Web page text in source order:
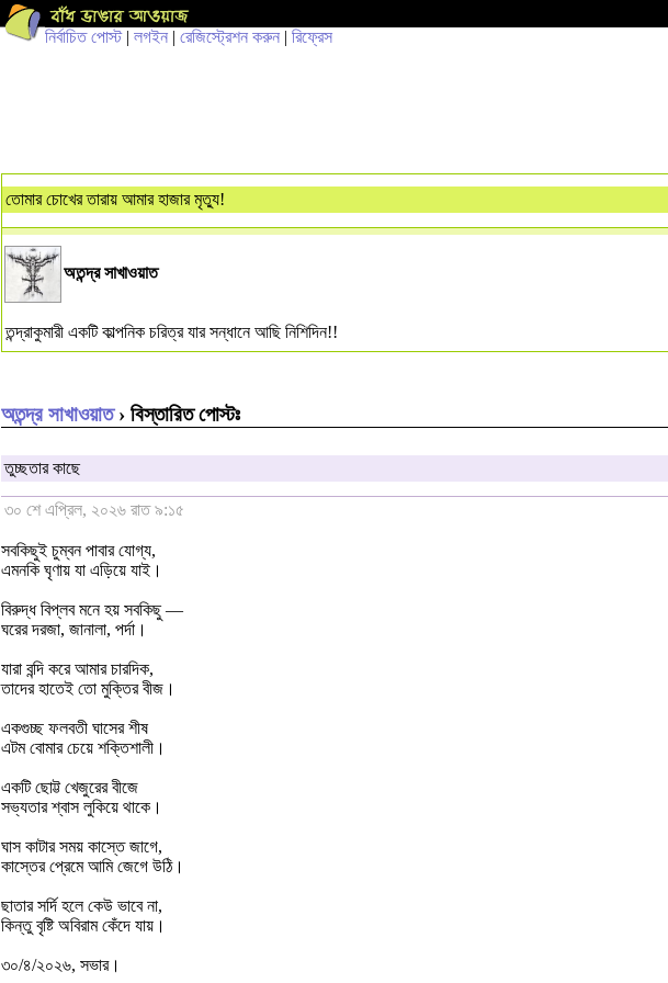
নির্বাচিত পোস্ট| লগইন | রেজিস্ট্রেশন করুন | রিফ্রেস
তোমার চোখের তারায় আমার হাজার মৃত্যু!
অতন্দ্র সাখাওয়াত
তন্দ্রাকুমারী একটি কাল্পনিক চরিত্র যার সন্ধানে আছি নিশিদিন!!
অতন্দ্র সাখাওয়াত› বিস্তারিত পোস্টঃ
তুচ্ছতার কাছে
৩০ শে এপ্রিল, ২০২৬ রাত ৯:১৫
সবকিছুই চুম্বন পাবার যোগ্য,
এমনকি ঘৃণায় যা এড়িয়ে যাই।
বিরুদ্ধ বিপ্লব মনে হয় সবকিছু —
ঘরের দরজা, জানালা, পর্দা।
যারা বন্দি করে আমার চারদিক,
তাদের হাতেই তো মুক্তির বীজ।
একগুচ্ছ ফলবতী ঘাসের শীষ
এটম বোমার চেয়ে শক্তিশালী।
একটি ছোট্ট খেজুরের বীজে
সভ্যতার শ্বাস লুকিয়ে থাকে।
ঘাস কাটার সময় কাস্তে জাগে,
কাস্তের প্রেমে আমি জেগে উঠি।
ছাতার সর্দি হলে কেউ ভাবে না,
কিন্তু বৃষ্টি অবিরাম কেঁদে যায়।
৩০/৪/২০২৬, সভার।